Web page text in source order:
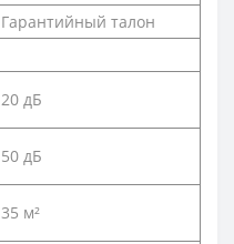
Гарантийный талон
20 дБ
50 дБ
35 м²